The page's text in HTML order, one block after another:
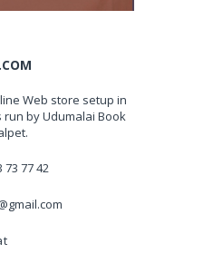
Web store setup in
run by Udumalai Book
73 77 42